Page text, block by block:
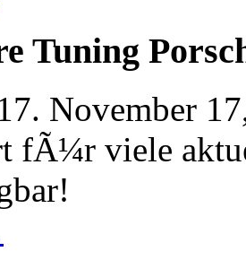
Tuning
November
fÃ¼r viele